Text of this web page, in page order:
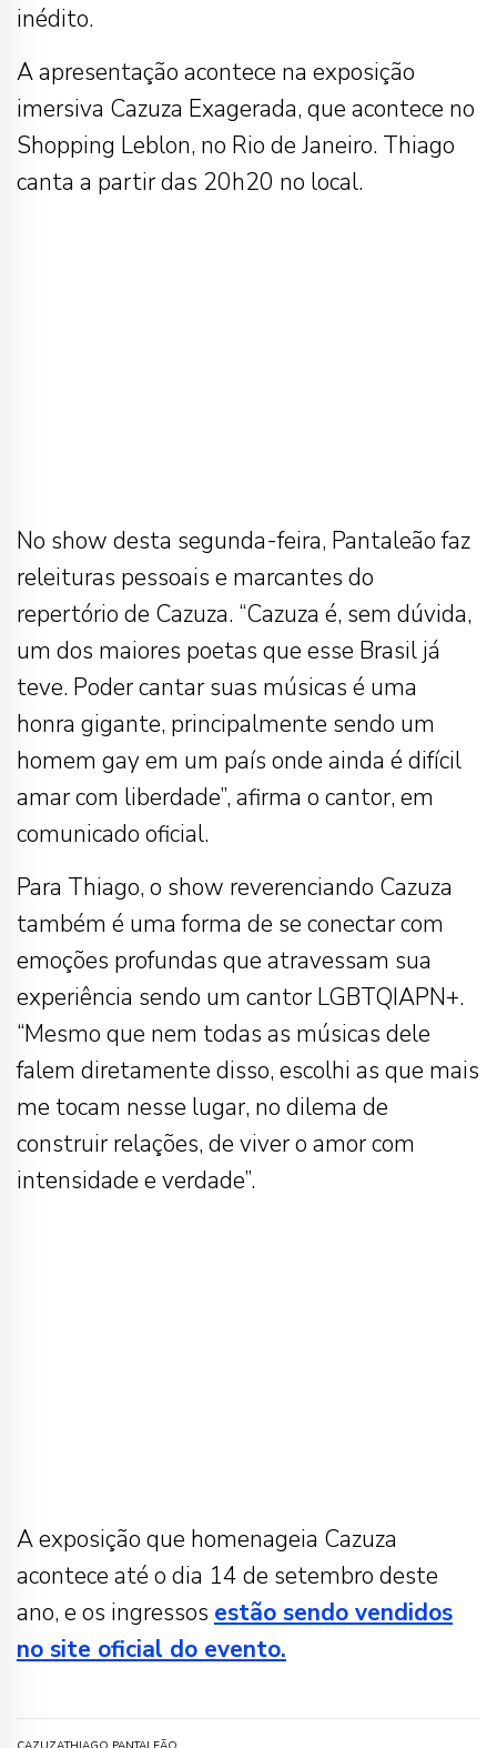
inédito.
A apresentação acontece na exposição
imersiva Cazuza Exagerada, que acontece no
Shopping Leblon, no Rio de Janeiro. Thiago
canta a partir das 20h20 no local.
No show desta segunda-feira, Pantaleão faz
releituras pessoais e marcantes do
repertório de Cazuza. “Cazuza é, sem dúvida,
um dos maiores poetas que esse Brasil já
teve. Poder cantar suas músicas é uma
honra gigante, principalmente sendo um
homem gay em um país onde ainda é difícil
amar com liberdade”, afirma o cantor, em
comunicado oficial.
Para Thiago, o show reverenciando Cazuza
também é uma forma de se conectar com
emoções profundas que atravessam sua
experiência sendo um cantor LGBTQIAPN+.
“Mesmo que nem todas as músicas dele
falem diretamente disso, escolhi as que mais
me tocam nesse lugar, no dilema de
construir relações, de viver o amor com
intensidade e verdade”.
A exposição que homenageia Cazuza
acontece até o dia 14 de setembro deste
ano, e os ingressos estão sendo vendidos
no site oficial do evento.